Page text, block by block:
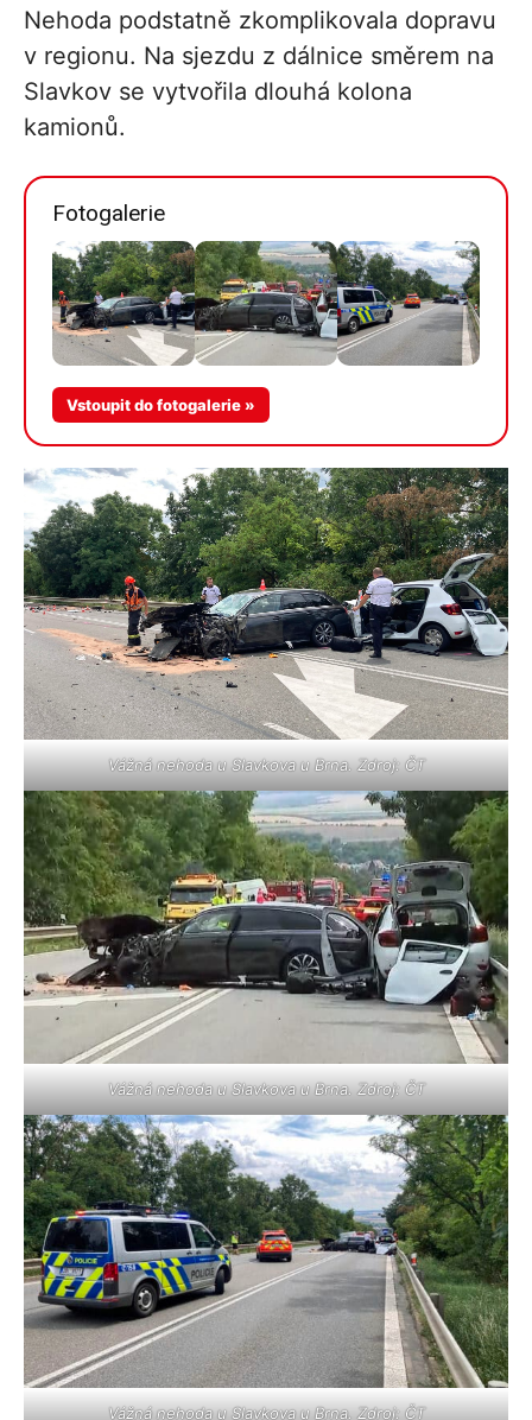
Nehoda podstatně zkomplikovala dopravu
v regionu. Na sjezdu z dálnice směrem na
Slavkov se vytvořila dlouhá kolona
kamionů.
Fotogalerie
Vstoupit do fotogalerie »
Vážná nehoda u Slavkova u Brna. Zdroj: ČT
Vážná nehoda u Slavkova u Brna. Zdroj: ČT
Vážná nehoda u Slavkova u Brna. Zdroj: ČT